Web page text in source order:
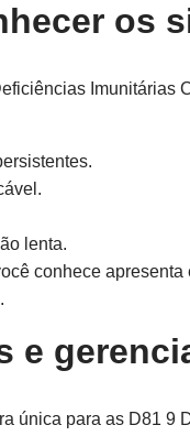
os
Imunitárias
lenta.
conhece
e
única para as D81